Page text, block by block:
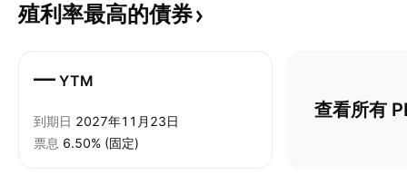
殖利率最高的債券
— YTM
到期日 2027年11月23日
票息 6.50% (固定)
查看所有